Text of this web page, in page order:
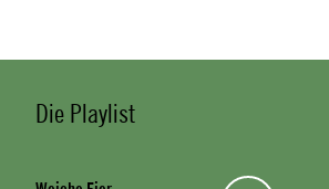
Die Playlist